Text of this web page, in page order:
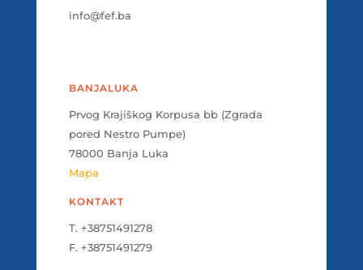
info@fef.ba
BANJALUKA
Prvog Krajiškog Korpusa bb (Zgrada
pored Nestro Pumpe)
78000 Banja Luka
Mapa
KONTAKT
T. +38751491278
F. +38751491279